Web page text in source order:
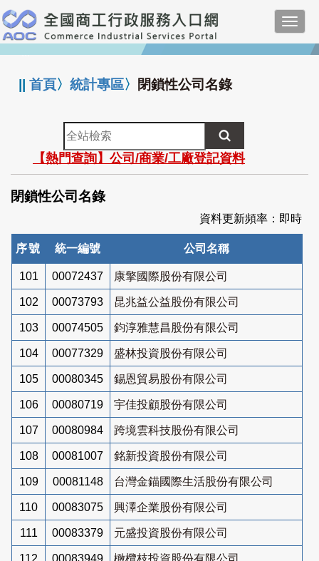
跳
到
主
要
:::
||首頁〉統計專區〉 閉鎖性公司名錄
全
站
檢
索
【熱門查詢】公司/商業/工廠登記資料
閉鎖性公司名錄
資料更新頻率：即時
序號 統一編號 公司名稱
101 00072437 康擎國際股份有限公司
102 00073793 昆兆益公益股份有限公司
103 00074505 鈞淳雅慧昌股份有限公司
104 00077329 盛林投資股份有限公司
105 00080345 錫恩貿易股份有限公司
106 00080719 宇佳投顧股份有限公司
107 00080984 跨境雲科技股份有限公司
108 00081007 銘新投資股份有限公司
109 00081148 台灣金錨國際生活股份有限公司
110 00083075 興澤企業股份有限公司
111 00083379 元盛投資股份有限公司
112 00083949 橄欖枝投資股份有限公司